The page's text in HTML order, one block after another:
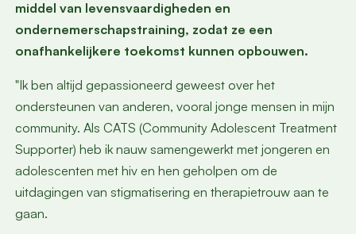
middel van levensvaardigheden en
ondernemerschapstraining, zodat ze een
onafhankelijkere toekomst kunnen opbouwen.
"Ik ben altijd gepassioneerd geweest over het
ondersteunen van anderen, vooral jonge mensen in mijn
community. Als CATS (Community Adolescent Treatment
Supporter) heb ik nauw samengewerkt met jongeren en
adolescenten met hiv en hen geholpen om de
uitdagingen van stigmatisering en therapietrouw aan te
gaan.